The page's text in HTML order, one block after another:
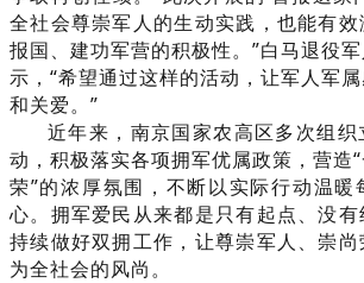
全社会尊崇军人的生动实践，也能有
报国、建功军营的积极性。”白马退役
示，“希望通过这样的活动，让军人军
和关爱。”
近年来，南京国家农高区多次组
动，积极落实各项拥军优属政策，营造
荣”的浓厚氛围，不断以实际行动温暖
心。拥军爱民从来都是只有起点、没
持续做好双拥工作，让尊崇军人、崇
为全社会的风尚。